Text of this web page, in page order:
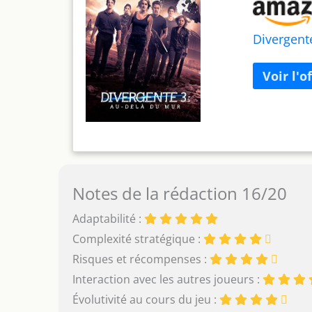
Notes de la rédaction 16/20
Adaptabilité :
Complexité stratégique :
Risques et récompenses :
Interaction avec les autres joueurs :
Évolutivité au cours du jeu :